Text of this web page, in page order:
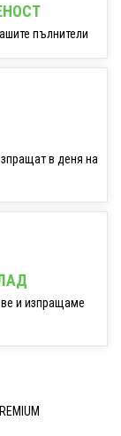
пълнители
в деня на
и изпращаме